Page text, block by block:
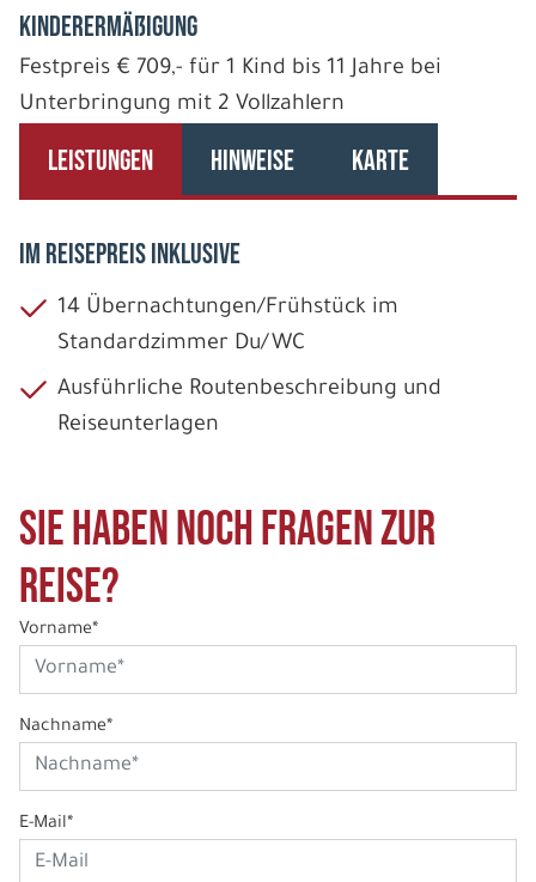
Kinderermäßigung
Festpreis € 709,- für 1 Kind bis 11 Jahre bei
Unterbringung mit 2 Vollzahlern
LEISTUNGEN HINWEISE KARTE
IM REISEPREIS INKLUSIVE
14 Übernachtungen/Frühstück im
Standardzimmer Du/WC
Ausführliche Routenbeschreibung und
Reiseunterlagen
Sie haben noch Fragen zur
Reise?
Vorname*
Nachname*
E-Mail*